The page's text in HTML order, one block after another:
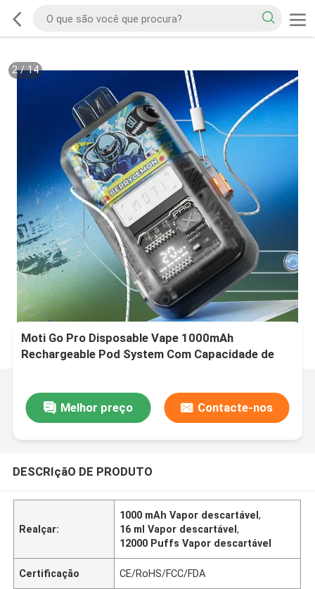
2/14
Moti Go Pro Disposable Vape 1000mAh
Rechargeable Pod System Com Capacidade de
Melhor preço
Contacte-nos
DESCRIçãO DE PRODUTO
Realçar:
1000 mAh Vapor descartável,
16 ml Vapor descartável,
12000 Puffs Vapor descartável
Certificação CE/RoHS/FCC/FDA